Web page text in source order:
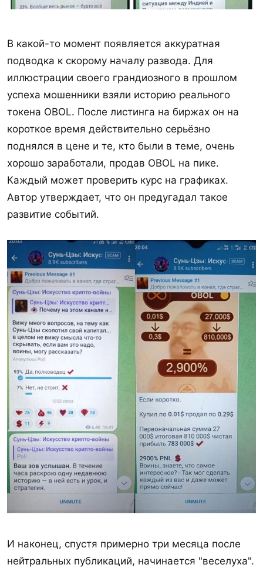
В какой-то момент появляется аккуратная
подводка к скорому началу развода. Для
иллюстрации своего грандиозного в прошлом
успеха мошенники взяли историю реального
токена OBOL. После листинга на биржах он на
короткое время действительно серьёзно
поднялся в цене и те, кто были в теме, очень
хорошо заработали, продав OBOL на пике.
Каждый может проверить курс на графиках.
Автор утверждает, что он предугадал такое
развитие событий.
И наконец, спустя примерно три месяца после
нейтральных публикаций, начинается "веселуха".